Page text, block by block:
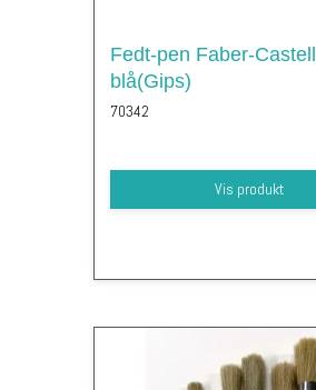
Fedt-pen Faber-Castell
blå(Gips)
70342
Vis produkt